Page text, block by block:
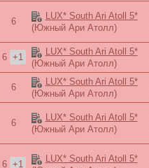
6
LUX* South Ari Atoll 5*
(Южный Ари Атолл)
6 +1
LUX* South Ari Atoll 5*
(Южный Ари Атолл)
6
LUX* South Ari Atoll 5*
(Южный Ари Атолл)
6
LUX* South Ari Atoll 5*
(Южный Ари Атолл)
6 +1
LUX* South Ari Atoll 5*